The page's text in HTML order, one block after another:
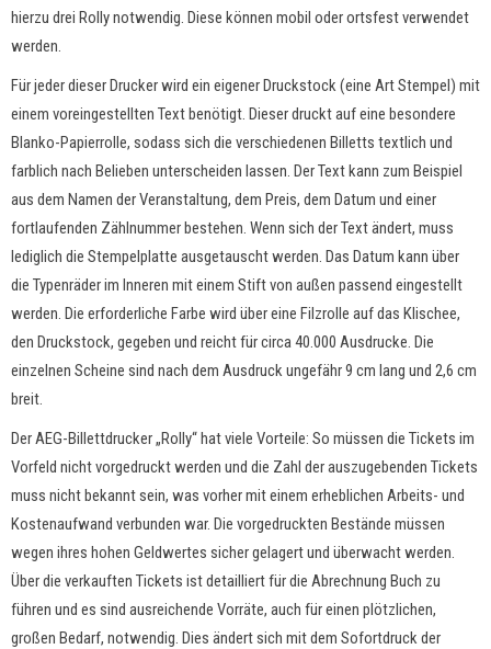
hierzu drei Rolly notwendig. Diese können mobil oder ortsfest verwendet
werden.
Für jeder dieser Drucker wird ein eigener Druckstock (eine Art Stempel) mit
einem voreingestellten Text benötigt. Dieser druckt auf eine besondere
Blanko-Papierrolle, sodass sich die verschiedenen Billetts textlich und
farblich nach Belieben unterscheiden lassen. Der Text kann zum Beispiel
aus dem Namen der Veranstaltung, dem Preis, dem Datum und einer
fortlaufenden Zählnummer bestehen. Wenn sich der Text ändert, muss
lediglich die Stempelplatte ausgetauscht werden. Das Datum kann über
die Typenräder im Inneren mit einem Stift von außen passend eingestellt
werden. Die erforderliche Farbe wird über eine Filzrolle auf das Klischee,
den Druckstock, gegeben und reicht für circa 40.000 Ausdrucke. Die
einzelnen Scheine sind nach dem Ausdruck ungefähr 9 cm lang und 2,6 cm
breit.
Der AEG-Billettdrucker „Rolly“ hat viele Vorteile: So müssen die Tickets im
Vorfeld nicht vorgedruckt werden und die Zahl der auszugebenden Tickets
muss nicht bekannt sein, was vorher mit einem erheblichen Arbeits- und
Kostenaufwand verbunden war. Die vorgedruckten Bestände müssen
wegen ihres hohen Geldwertes sicher gelagert und überwacht werden.
Über die verkauften Tickets ist detailliert für die Abrechnung Buch zu
führen und es sind ausreichende Vorräte, auch für einen plötzlichen,
großen Bedarf, notwendig. Dies ändert sich mit dem Sofortdruck der